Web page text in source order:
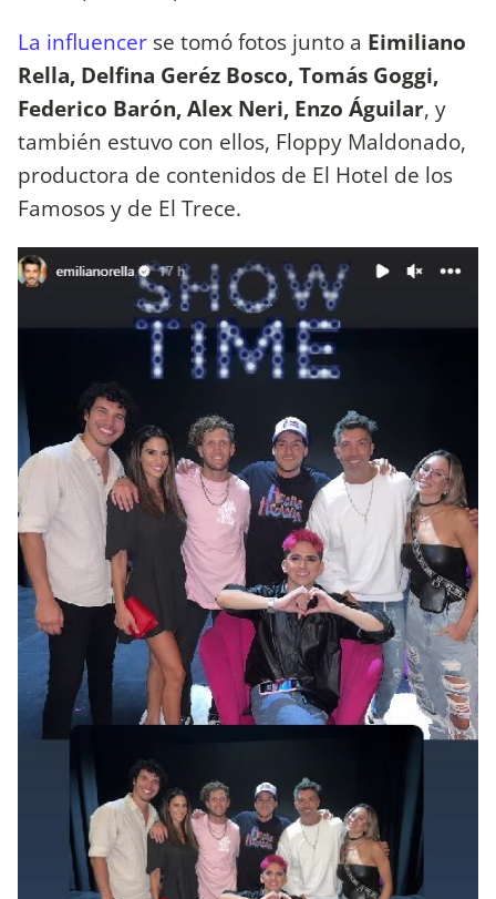
La influencer se tomó fotos junto a Eimiliano
Rella, Delfina Geréz Bosco, Tomás Goggi,
Federico Barón, Alex Neri, Enzo Águilar, y
también estuvo con ellos, Floppy Maldonado,
productora de contenidos de El Hotel de los
Famosos y de El Trece.